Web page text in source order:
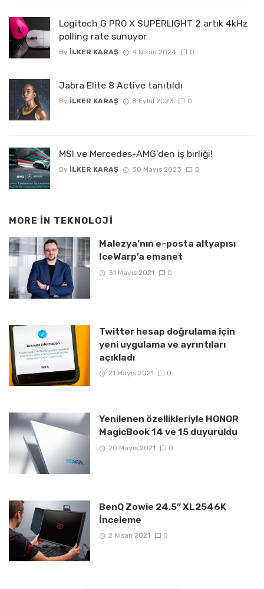
Logitech G PRO X SUPERLIGHT 2 artık 4kHz
polling rate sunuyor
By İLKER KARAŞ 4 Nisan 2024 0
Jabra Elite 8 Active tanıtıldı
By İLKER KARAŞ 8 Eylül 2023 0
MSI ve Mercedes-AMG’den iş birliği!
By İLKER KARAŞ 30 Mayıs 2023 0
MORE IN TEKNOLOJI
Malezya’nın e-posta altyapısı
IceWarp’a emanet
31 Mayıs 2021 0
Twitter hesap doğrulama için
yeni uygulama ve ayrıntıları
açıkladı
21 Mayıs 2021 0
Yenilenen özellikleriyle HONOR
MagicBook 14 ve 15 duyuruldu
20 Mayıs 2021 0
BenQ Zowie 24.5” XL2546K
İnceleme
2 Nisan 2021 0